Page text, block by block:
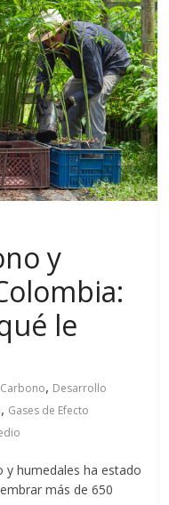
y
le
Carbono, Desarrollo
, Gases de Efecto
y humedales ha estado
más de 650